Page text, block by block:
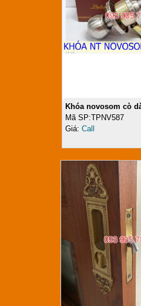
Khóa novosom cò
Mã SP:TPNV587
Giá:Call